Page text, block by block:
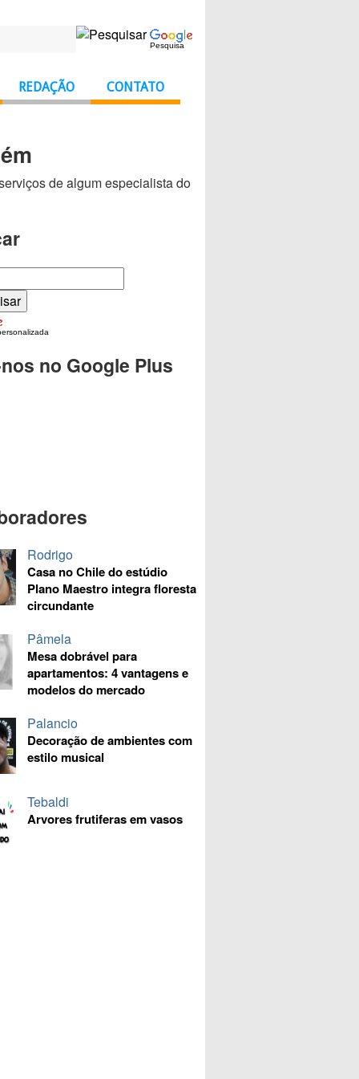
Pesquisa
REDAÇÃO CONTATO
de algum especialista do
no Google Plus
Rodrigo
Casa no Chile do estúdio
Plano Maestro integra floresta
circundante
Pâmela
Mesa dobrável para
apartamentos: 4 vantagens e
modelos do mercado
Palancio
Decoração de ambientes com
estilo musical
Tebaldi
Arvores frutiferas em vasos